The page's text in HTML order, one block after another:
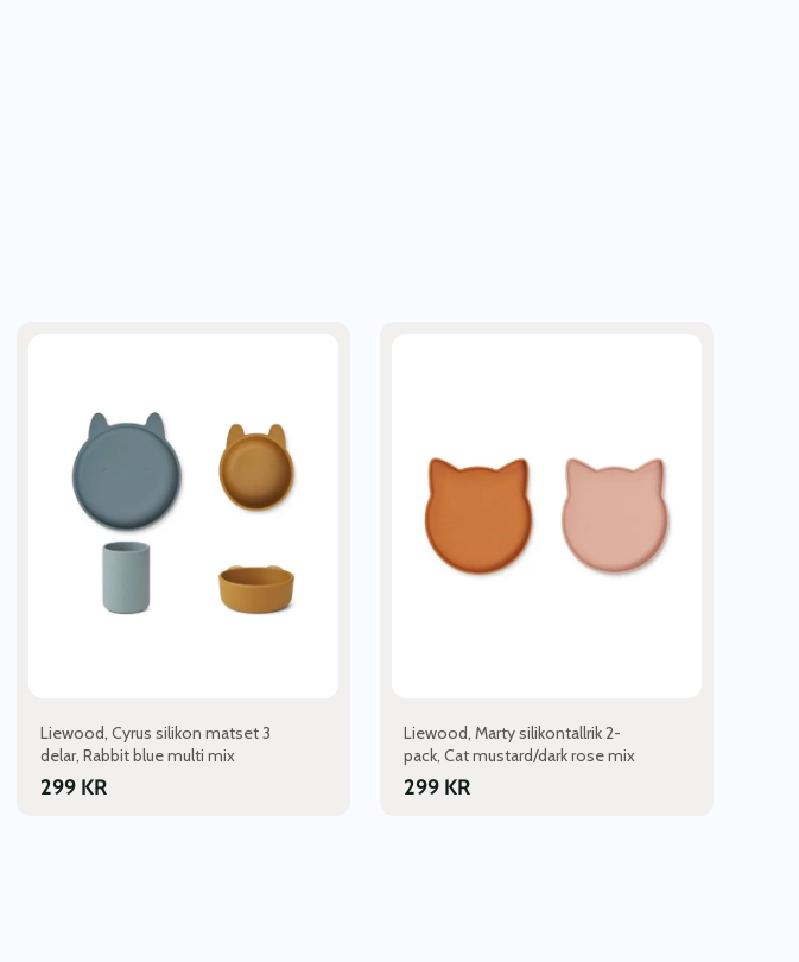
Liewood, Cyrus silikon matset 3
delar, Rabbit blue multi mix
299 KR
Liewood, Marty silikontallrik 2-
pack, Cat mustard/dark rose mix
299 KR